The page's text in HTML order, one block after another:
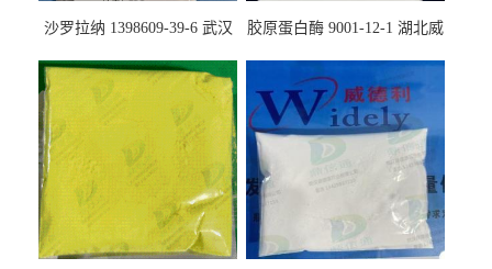
沙罗拉纳 1398609-39-6 武汉
胶原蛋白酶 9001-12-1 湖北威